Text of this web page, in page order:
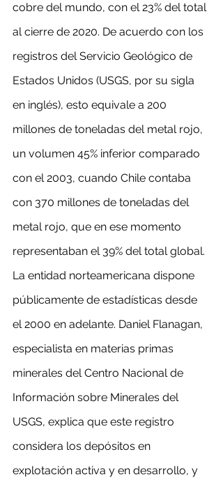
cobre del mundo, con el 23% del total
al cierre de 2020. De acuerdo con los
registros del Servicio Geológico de
Estados Unidos (USGS, por su sigla
en inglés), esto equivale a 200
millones de toneladas del metal rojo,
un volumen 45% inferior comparado
con el 2003, cuando Chile contaba
con 370 millones de toneladas del
metal rojo, que en ese momento
representaban el 39% del total global.
La entidad norteamericana dispone
públicamente de estadísticas desde
el 2000 en adelante. Daniel Flanagan,
especialista en materias primas
minerales del Centro Nacional de
Información sobre Minerales del
USGS, explica que este registro
considera los depósitos en
explotación activa y en desarrollo, y